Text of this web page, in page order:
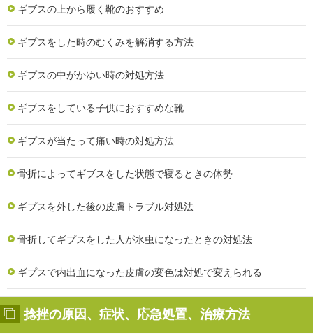
ギブスの上から履く靴のおすすめ
ギプスをした時のむくみを解消する方法
ギプスの中がかゆい時の対処方法
ギブスをしている子供におすすめな靴
ギプスが当たって痛い時の対処方法
骨折によってギブスをした状態で寝るときの体勢
ギプスを外した後の皮膚トラブル対処法
骨折してギプスをした人が水虫になったときの対処法
ギプスで内出血になった皮膚の変色は対処で変えられる
捻挫の原因、症状、応急処置、治療方法